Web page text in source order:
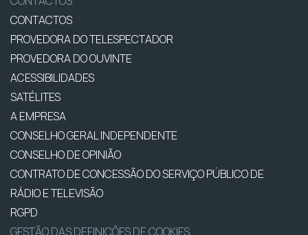
CONTACTOS
PROVEDORA DO TELESPECTADOR
PROVEDORA DO OUVINTE
ACESSIBILIDADES
SATÉLITES
A EMPRESA
CONSELHO GERAL INDEPENDENTE
CONSELHO DE OPINIÃO
CONTRATO DE CONCESSÃO DO SERVIÇO PÚBLICO DE
RÁDIO E TELEVISÃO
RGPD
GESTÃO DAS DEFINIÇÕES DE COOKIES